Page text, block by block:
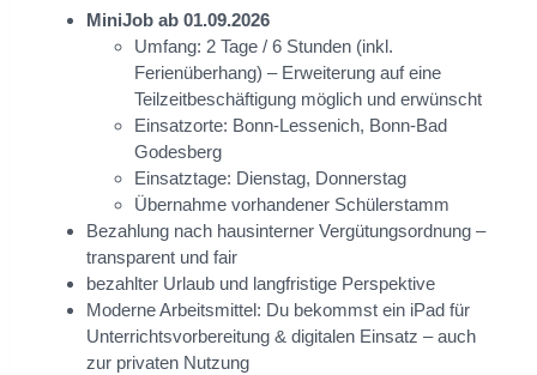
MiniJob ab 01.09.2026
Umfang: 2 Tage / 6 Stunden (inkl.
Ferienüberhang) – Erweiterung auf eine
Teilzeitbeschäftigung möglich und erwünscht
Einsatzorte: Bonn-Lessenich, Bonn-Bad
Godesberg
Einsatztage: Dienstag, Donnerstag
Übernahme vorhandener Schülerstamm
Bezahlung nach hausinterner Vergütungsordnung –
transparent und fair
bezahlter Urlaub und langfristige Perspektive
Moderne Arbeitsmittel: Du bekommst ein iPad für
Unterrichtsvorbereitung & digitalen Einsatz – auch
zur privaten Nutzung